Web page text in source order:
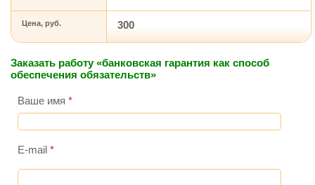
Цена, руб. 300
Заказать работу «банковская гарантия как способ
обеспечения обязательств»
Ваше имя *
E-mail *